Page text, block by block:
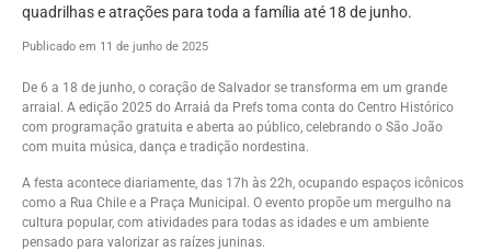
quadrilhas e atrações para toda a família até 18 de junho.
Publicado em 11 de junho de 2025
De 6 a 18 de junho, o coração de Salvador se transforma em um grande
arraial. A edição 2025 do Arraiá da Prefs toma conta do Centro Histórico
com programação gratuita e aberta ao público, celebrando o São João
com muita música, dança e tradição nordestina.
A festa acontece diariamente, das 17h às 22h, ocupando espaços icônicos
como a Rua Chile e a Praça Municipal. O evento propõe um mergulho na
cultura popular, com atividades para todas as idades e um ambiente
pensado para valorizar as raízes juninas.